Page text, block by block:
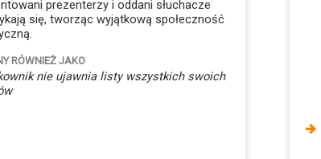
prezenterzy i oddani słuchacze
się, tworząc wyjątkową społeczność
RÓWNIEŻ JAKO
nie ujawnia listy wszystkich swoich